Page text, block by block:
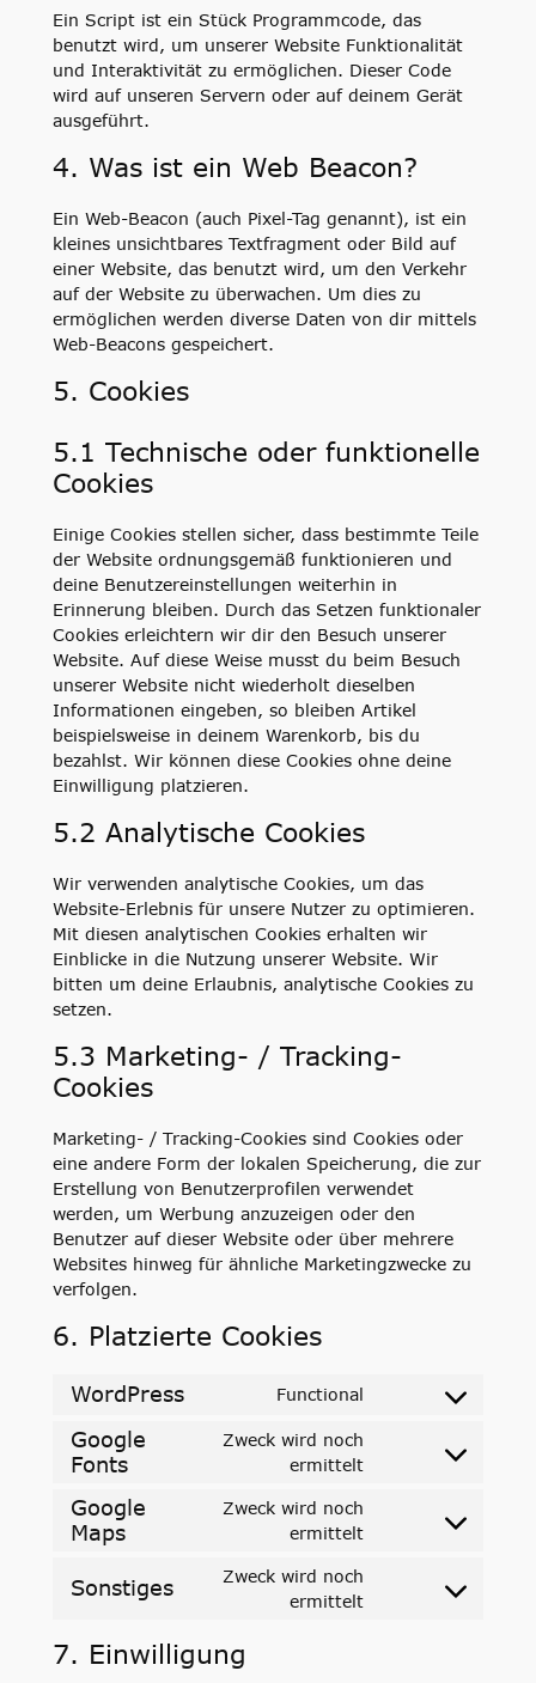
Ein Script ist ein Stück Programmcode, das
benutzt wird, um unserer Website Funktionalität
und Interaktivität zu ermöglichen. Dieser Code
wird auf unseren Servern oder auf deinem Gerät
ausgeführt.
4. Was ist ein Web Beacon?
Ein Web-Beacon (auch Pixel-Tag genannt), ist ein
kleines unsichtbares Textfragment oder Bild auf
einer Website, das benutzt wird, um den Verkehr
auf der Website zu überwachen. Um dies zu
ermöglichen werden diverse Daten von dir mittels
Web-Beacons gespeichert.
5. Cookies
5.1 Technische oder funktionelle
Cookies
Einige Cookies stellen sicher, dass bestimmte Teile
der Website ordnungsgemäß funktionieren und
deine Benutzereinstellungen weiterhin in
Erinnerung bleiben. Durch das Setzen funktionaler
Cookies erleichtern wir dir den Besuch unserer
Website. Auf diese Weise musst du beim Besuch
unserer Website nicht wiederholt dieselben
Informationen eingeben, so bleiben Artikel
beispielsweise in deinem Warenkorb, bis du
bezahlst. Wir können diese Cookies ohne deine
Einwilligung platzieren.
5.2 Analytische Cookies
Wir verwenden analytische Cookies, um das
Website-Erlebnis für unsere Nutzer zu optimieren.
Mit diesen analytischen Cookies erhalten wir
Einblicke in die Nutzung unserer Website. Wir
bitten um deine Erlaubnis, analytische Cookies zu
setzen.
5.3 Marketing- / Tracking-
Cookies
Marketing- / Tracking-Cookies sind Cookies oder
eine andere Form der lokalen Speicherung, die zur
Erstellung von Benutzerprofilen verwendet
werden, um Werbung anzuzeigen oder den
Benutzer auf dieser Website oder über mehrere
Websites hinweg für ähnliche Marketingzwecke zu
verfolgen.
6. Platzierte Cookies
WordPress Functional
Consent
Google
Fonts
Zweck wird noch
ermittelt
Consent
Google
Maps
Zweck wird noch
ermittelt
Consent
Sonstiges
Zweck wird noch
ermittelt
Consent
7. Einwilligung